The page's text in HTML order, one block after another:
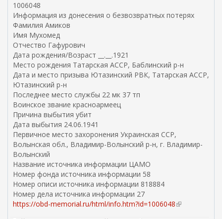
1006048
Информация из донесения о безвозвратных потерях
Фамилия Амиков
Имя Мухомед
Отчество Гафурович
Дата рождения/Возраст __.__.1921
Место рождения Татарская АССР, Баблинский р-н
Дата и место призыва Ютазинский РВК, Татарская АССР,
Ютазинский р-н
Последнее место службы 22 мк 37 тп
Воинское звание красноармеец
Причина выбытия убит
Дата выбытия 24.06.1941
Первичное место захоронения Украинская ССР,
Волынская обл., Владимир-Волынский р-н, г. Владимир-
Волынский
Название источника информации ЦАМО
Номер фонда источника информации 58
Номер описи источника информации 818884
Номер дела источника информации 27
https://obd-memorial.ru/html/info.htm?id=1006048(